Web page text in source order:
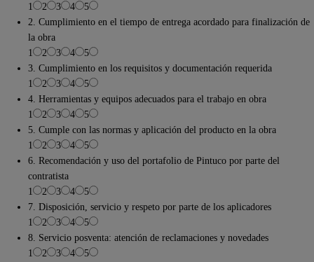
1
2 3 4
5
2. Cumplimiento en el tiempo de entrega acordado para finalización de
la obra
1
2 3 4
5
3. Cumplimiento en los requisitos y documentación requerida
1
2 3 4
5
4. Herramientas y equipos adecuados para el trabajo en obra
1
2 3 4
5
5. Cumple con las normas y aplicación del producto en la obra
1
2 3 4
5
6. Recomendación y uso del portafolio de Pintuco por parte del
contratista
1
2 3 4
5
7. Disposición, servicio y respeto por parte de los aplicadores
1
2 3 4
5
8. Servicio posventa: atención de reclamaciones y novedades
1
2 3 4
5